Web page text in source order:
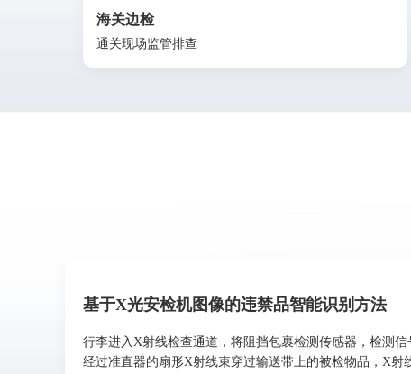
海关边检
通关现场监管排查
基于X光安检机图像的违禁品智能识别方法
行李进入X射线检查通道，将阻挡包裹检测传感器，检测
经过准直器的扇形X射线束穿过输送带上的被检物品，X